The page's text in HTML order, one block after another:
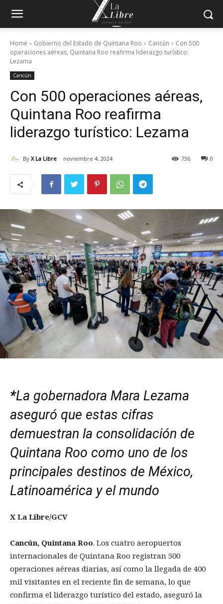
Home Gobierno del Estado de Quintana Roo Cancún
Con 500
operaciones aéreas, Quintana Roo reafirma liderazgo turístico:
Lezama
Cancún
Con 500 operaciones aéreas,
Quintana Roo reafirma
liderazgo turístico: Lezama
By X La Libre noviembre 4, 2024 0
736
*La gobernadora Mara Lezama
aseguró que estas cifras
demuestran la consolidación de
Quintana Roo como uno de los
principales destinos de México,
Latinoamérica y el mundo
X La Libre/GCV
Cancún, Quintana Roo. Los cuatro aeropuertos
internacionales de Quintana Roo registran 500
operaciones aéreas diarias, así como la llegada de 400
mil visitantes en el reciente fin de semana, lo que
confirma el liderazgo turístico del estado, aseguró la